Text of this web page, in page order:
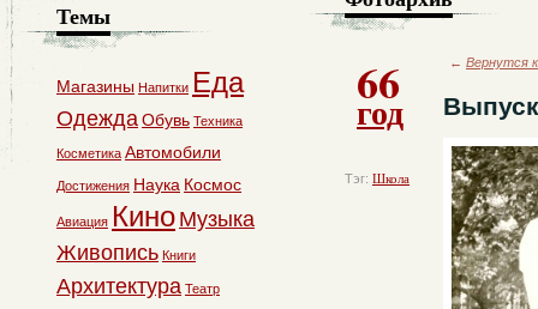
66
год
Тэг: Школа
← Вернутся
Темы
Магазины Напитки Еда
ОдеждаОбувь Техника
Косметика Автомобили
Достижения Наука Космос
Авиация Кино Музыка
Живопись Книги
Архитектура Театр